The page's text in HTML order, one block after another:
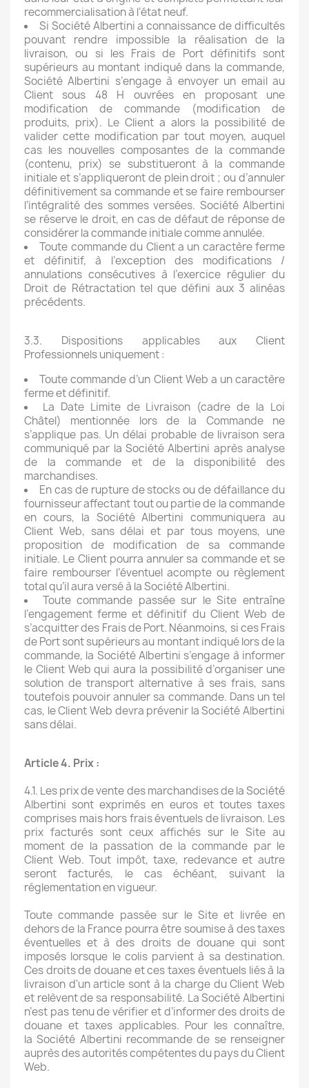
recommercialisation à l’état neuf.
Si Société Albertini a connaissance de difficultés
pouvant rendre impossible la réalisation de la
livraison, ou si les Frais de Port définitifs sont
supérieurs au montant indiqué dans la commande,
Société Albertini s’engage à envoyer un email au
Client sous 48 H ouvrées en proposant une
modification de commande (modification de
produits, prix). Le Client a alors la possibilité de
valider cette modification par tout moyen, auquel
cas les nouvelles composantes de la commande
(contenu, prix) se substitueront à la commande
initiale et s’appliqueront de plein droit ; ou d’annuler
définitivement sa commande et se faire rembourser
l’intégralité des sommes versées. Société Albertini
se réserve le droit, en cas de défaut de réponse de
considérer la commande initiale comme annulée.
Toute commande du Client a un caractère ferme
et définitif, à l’exception des modifications /
annulations consécutives à l’exercice régulier du
Droit de Rétractation tel que défini aux 3 alinéas
précédents.
3.3. Dispositions applicables aux Client
Professionnels uniquement :
Toute commande d’un Client Web a un caractère
ferme et définitif.
La Date Limite de Livraison (cadre de la Loi
Châtel) mentionnée lors de la Commande ne
s’applique pas. Un délai probable de livraison sera
communiqué par la Société Albertini après analyse
de la commande et de la disponibilité des
marchandises.
En cas de rupture de stocks ou de défaillance du
fournisseur affectant tout ou partie de la commande
en cours, la Société Albertini communiquera au
Client Web, sans délai et par tous moyens, une
proposition de modification de sa commande
initiale. Le Client pourra annuler sa commande et se
faire rembourser l’éventuel acompte ou règlement
total qu’il aura versé à la Société Albertini.
Toute commande passée sur le Site entraîne
l’engagement ferme et définitif du Client Web de
s’acquitter des Frais de Port. Néanmoins, si ces Frais
de Port sont supérieurs au montant indiqué lors de la
commande, la Société Albertini s’engage à informer
le Client Web qui aura la possibilité d’organiser une
solution de transport alternative à ses frais, sans
toutefois pouvoir annuler sa commande. Dans un tel
cas, le Client Web devra prévenir la Société Albertini
sans délai.
Article 4. Prix :
4.1. Les prix de vente des marchandises de la Société
Albertini sont exprimés en euros et toutes taxes
comprises mais hors frais éventuels de livraison. Les
prix facturés sont ceux affichés sur le Site au
moment de la passation de la commande par le
Client Web. Tout impôt, taxe, redevance et autre
seront facturés, le cas échéant, suivant la
réglementation en vigueur.
Toute commande passée sur le Site et livrée en
dehors de la France pourra être soumise à des taxes
éventuelles et à des droits de douane qui sont
imposés lorsque le colis parvient à sa destination.
Ces droits de douane et ces taxes éventuels liés à la
livraison d'un article sont à la charge du Client Web
et relèvent de sa responsabilité. La Société Albertini
n’est pas tenu de vérifier et d’informer des droits de
douane et taxes applicables. Pour les connaître,
la Société Albertini recommande de se renseigner
auprès des autorités compétentes du pays du Client
Web.